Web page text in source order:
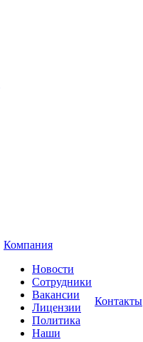
Компания
Новости
Сотрудники
Вакансии
Лицензии
Политика
Наши
Контакты